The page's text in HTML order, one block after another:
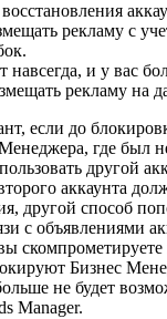
рекламу с
навсегда, и у вас
рекламу на
если до
где был
другой
аккаунта
другой способ
с объявлениями
скомпрометируете
Бизнес
не будет
Manager.